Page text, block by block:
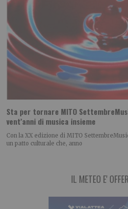
Sta per tornare MITO
vent’anni di musica insieme
Con la XX edizione di MITO
un patto culturale che, anno
IL METEO E'